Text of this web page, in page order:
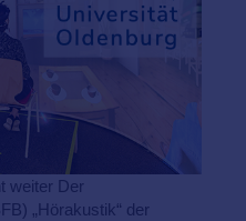
weiter Der
„Hörakustik“ der